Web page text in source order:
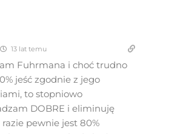
13 lat temu
Fuhrmana i choć trudno
jeść zgodnie z jego
to stopniowo
DOBRE i eliminuję
razie pewnie jest 80%